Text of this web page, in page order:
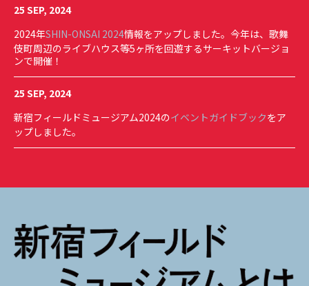
25 SEP, 2024
2024年SHIN-ONSAI 2024情報をアップしました。今年は、歌舞
伎町周辺のライブハウス等5ヶ所を回遊するサーキットバージョ
ンで開催！
25 SEP, 2024
新宿フィールドミュージアム2024のイベントガイドブックをア
ップしました。